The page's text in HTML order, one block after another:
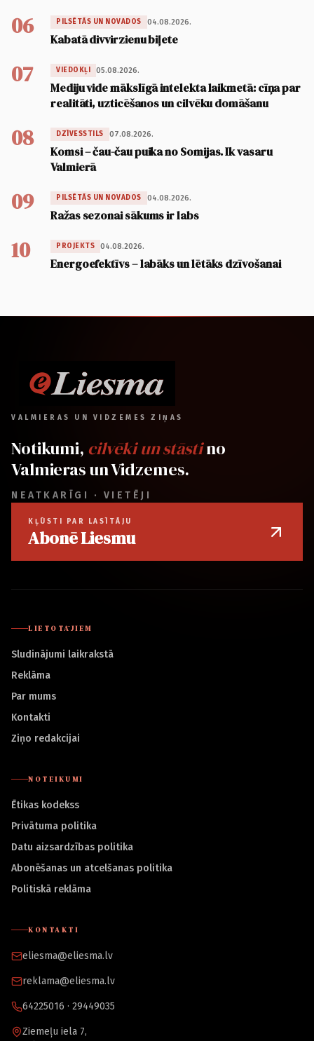
06 PILSĒTĀS UN NOVADOS 04.08.2026.
Kabatā divvirzienu biļete
07 VIEDOKĻI 05.08.2026.
Mediju vide mākslīgā intelekta laikmetā: cīņa par
realitāti, uzticēšanos un cilvēku domāšanu
08 DZĪVESSTILS 07.08.2026.
Komsi – čau-čau puika no Somijas. Ik vasaru
Valmierā
09 PILSĒTĀS UN NOVADOS 04.08.2026.
Ražas sezonai sākums ir labs
10 PROJEKTS 04.08.2026.
Energoefektīvs – labāks un lētāks dzīvošanai
VALMIERAS UN VIDZEMES ZIŅAS
Notikumi, cilvēki un stāstino
Valmieras un Vidzemes.
NEATKARĪGI · VIETĒJI
KĻŪSTI PAR LASĪTĀJU
Abonē Liesmu
LIETOTĀJIEM
Sludinājumi laikrakstā
Reklāma
Par mums
Kontakti
Ziņo redakcijai
NOTEIKUMI
Ētikas kodekss
Privātuma politika
Datu aizsardzības politika
Abonēšanas un atcelšanas politika
Politiskā reklāma
KONTAKTI
eliesma@eliesma.lv
reklama@eliesma.lv
64225016 · 29449035
Ziemeļu iela 7,